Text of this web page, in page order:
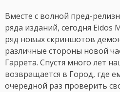
Вместе с волной пред-
ряда изданий, сегодня Eidos
ряд новых скриншотов
различные стороны новой
Гаррета. Спустя много лет
возвращается в Город, где
очередной раз проверить